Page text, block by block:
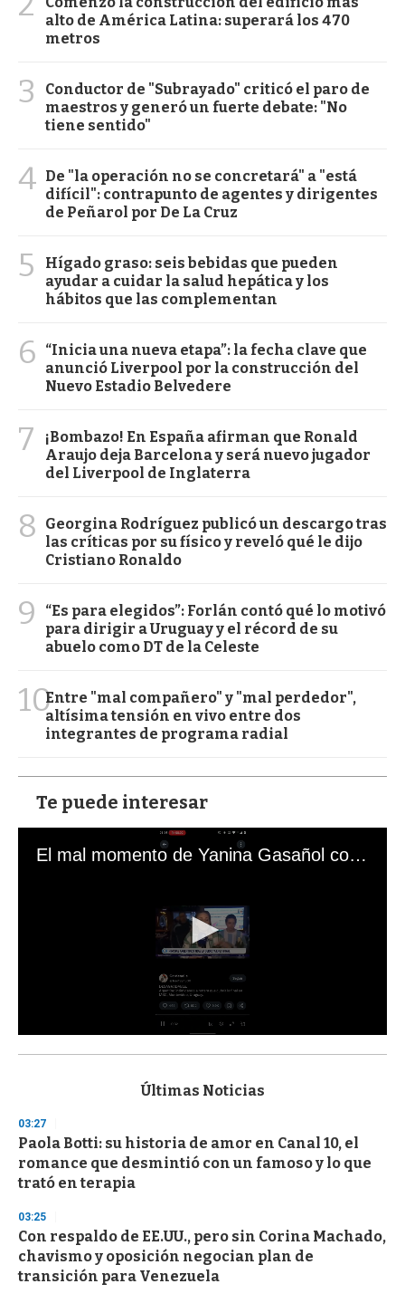
alto de América Latina: superará los 470
metros
3
Conductor de "Subrayado" criticó el paro de
maestros y generó un fuerte debate: "No
tiene sentido"
4 De "la operación no se concretará" a "está
difícil": contrapunto de agentes y dirigentes
de Peñarol por De La Cruz
5
Hígado graso: seis bebidas que pueden
ayudar a cuidar la salud hepática y los
hábitos que las complementan
6
“Inicia una nueva etapa”: la fecha clave que
anunció Liverpool por la construcción del
Nuevo Estadio Belvedere
7
¡Bombazo! En España afirman que Ronald
Araujo deja Barcelona y será nuevo jugador
del Liverpool de Inglaterra
8
Georgina Rodríguez publicó un descargo tras
las críticas por su físico y reveló qué le dijo
Cristiano Ronaldo
9
“Es para elegidos”: Forlán contó qué lo motivó
para dirigir a Uruguay y el récord de su
abuelo como DT de la Celeste
10Entre "mal compañero" y "mal perdedor",
altísima tensión en vivo entre dos
integrantes de programa radial
Te puede interesar
El mal momento de Yanina Gasañol con un hincha argentino en "Subrayado"
s
d
s
o
f
3
s
e
c
o
n
Últimas Noticias
03:27
Paola Botti: su historia de amor en Canal 10, el
romance que desmintió con un famoso y lo que
trató en terapia
03:25
Con respaldo de EE.UU., pero sin Corina Machado,
chavismo y oposición negocian plan de
transición para Venezuela